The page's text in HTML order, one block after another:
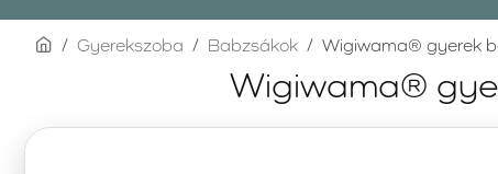
Wigiwama®
homeGyerekszoba Babzsákok Wigiwama® gyerek